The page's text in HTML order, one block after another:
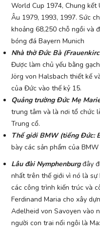
World Cup 1974, Chung kết
Âu 1979, 1993, 1997. Sức
khoảng 68,250 chỗ ngồi và
bóng đá Bayern Munich
Nhà thờ Đức Bà
Được làm chủ yếu bằng
Jörg von Halsbach thiết kế
của Đức vào thế kỷ 15.
Quảng trường Đức Mẹ
trung tâm và là nơi tổ chức
Trung cổ.
Thế giới BMW (tiếng Đức:
bày các sản phẩm của
Lâu đài Nymphenburg đây
nhất trên thế giới vì nó là
các công trình kiến trúc và
Ferdinand Maria cho xây
Adelheid von Savoyen vào
người con trai nối ngôi là